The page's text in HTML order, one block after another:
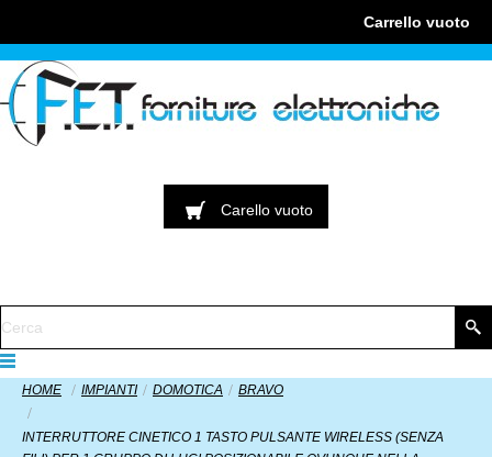
Carrello vuoto
Carello vuoto
HOME IMPIANTI DOMOTICA BRAVO
INTERRUTTORE CINETICO 1 TASTO PULSANTE WIRELESS (SENZA